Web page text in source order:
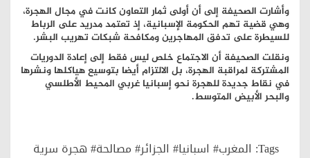
وأشارت الصحيفة إلى أن أولى ثمار التعاون كانت في مجال الهجرة،
وهي قضية تهم الحكومة الإسبانية، إذ تعتمد مدريد على الرباط
للسيطرة على تدفق المهاجرين ومكافحة شبكات تهريب البشر.
ونقلت الصحيفة أن الاجتماع خلص ليس فقط إلى إعادة الدوريات
المشتركة لمراقبة الهجرة، بل الالتزام أيضا بتوسيع هياكلها ونشرها
في نقاط جديدة للهجرة نحو إسبانيا غربي المحيط الأطلسي
والبحر الأبيض المتوسط.
Tags: المغرب# اسبانيا# الجزائر# مصالحة# هجرة سرية